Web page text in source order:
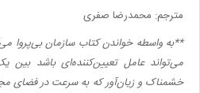
مترجم: محمدرضا صفری
به واسطه خواندن کتاب سازمان بی‌پروا
می‌تواند عامل تعیین‌کننده‌ای باشد
خشمناک و زیان‌آور که به سرعت در فضای